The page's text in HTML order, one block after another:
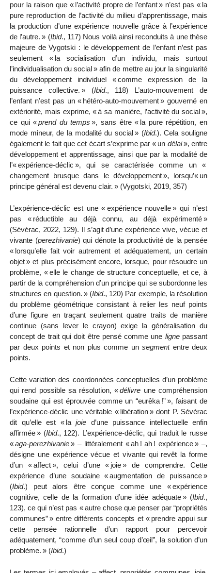
pour la raison que « l’activité propre de l’enfant» n’est pas « la
pure reproduction de l’activité du milieu d’apprentissage, mais
la production d’une expérience nouvelle grâce à l’expérience
de l’autre. » (Ibid., 117) Nous voilà ainsi reconduits à une thèse
majeure de Vygotski : le développement de l’enfant n’est pas
seulement « la socialisation d’un individu, mais surtout
l’individualisation du social» afin de mettre au jour la singularité
du développement individuel «comme expression de la
puissance collective. » (Ibid., 118) L’auto-mouvement de
l’enfant n’est pas un « hétéro-auto-mouvement» gouverné en
extériorité, mais exprime, «à sa manière, l’activité du social»,
ce qui «prend du temps », sans être « la pure répétition, en
mode mineur, de la modalité du social» (Ibid.). Cela souligne
également le fait que cet écart s’exprime par « un délai», entre
développement et apprentissage, ainsi que par la modalité de
l’«expérience-déclic », qui se caractérisée comme un «
changement brusque dans le développement», lorsqu’« un
principe général est devenu clair. » (Vygotski, 2019, 357)
L’expérience-déclic est une « expérience nouvelle» qui n’est
pas « réductible au déjà connu, au déjà expérimenté»
(Sévérac, 2022, 129). Il s’agit d’une expérience vive, vécue et
vivante (perezhivanie) qui dénote la productivité de la pensée
« lorsqu’elle fait voir autrement et adéquatement, un certain
objet» et plus précisément encore, lorsque, pour résoudre un
problème, «elle le change de structure conceptuelle, et ce, à
partir de la compréhension d’un principe qui se subordonne les
structures en question. » (Ibid., 120) Par exemple, la résolution
du problème géométrique consistant à relier les neuf points
d’une figure en traçant seulement quatre traits de manière
continue (sans lever le crayon) exige la généralisation du
concept de trait qui doit être pensé comme une lignepassant
par deux points et non plus comme un segmententre deux
points.
Cette variation des coordonnées conceptuelles d’un problème
qui rend possible sa résolution, « délivre une compréhension
soudaine qui est éprouvée comme un “eurêka !”», faisant de
l’expérience-déclic une véritable « libération » dont P. Sévérac
dit qu’elle est « la joie d’une puissance intellectuelle enfin
affirmée» (Ibid., 122). L’expérience-déclic, qui traduit le russe
«aga-perezhivanie» – littéralement « ah ! ah ! expérience» –,
désigne une expérience vécue et vivante qui revêt la forme
d’un «affect», celui d’une « joie » de comprendre. Cette
expérience d’une soudaine « augmentation de puissance»
(Ibid.) peut alors être conçue comme une «expérience
cognitive, celle de la formation d’une idée adéquate» (Ibid.,
123), ce qui n’est pas « autre chose que penser par “propriétés
communes”» entre différents concepts et « prendre appui sur
cette pensée rationnelle d’un rapport pour percevoir
adéquatement, “comme d’un seul coup d’œil”, la solution d’un
problème. » (Ibid.)